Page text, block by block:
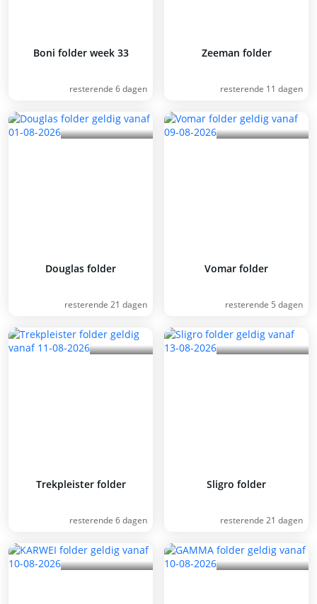
Boni folder week 33
resterende 6 dagen
Zeeman folder
resterende 11 dagen
Douglas folder
resterende 21 dagen
Vomar folder
resterende 5 dagen
Trekpleister folder
resterende 6 dagen
Sligro folder
resterende 21 dagen